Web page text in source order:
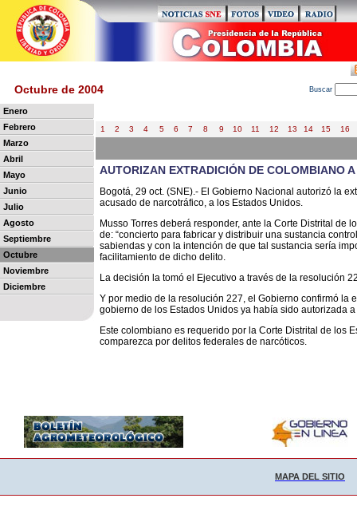
Octubre de 2004 Buscar
Enero
Febrero
Marzo
Abril
Mayo
Junio
Julio
Agosto
Septiembre
Octubre
Noviembre
Diciembre
1 2 3 4 5 6 7 8 9 10 11 12 13 14 15 16
AUTORIZAN EXTRADICIÓN DE COLOMBIANO
Bogotá, 29 oct. (SNE).- El Gobierno Nacional autorizó la
acusado de narcotráfico, a los Estados Unidos.
Musso Torres deberá responder, ante la Corte Distrital de
de: “concierto para fabricar y distribuir una sustancia
sabiendas y con la intención de que tal sustancia sería
facilitamiento de dicho delito.
La decisión la tomó el Ejecutivo a través de la resolución
Y por medio de la resolución 227, el Gobierno confirmó la
gobierno de los Estados Unidos ya había sido autorizada
Este colombiano es requerido por la Corte Distrital de los
comparezca por delitos federales de narcóticos.
MAPA DEL SITIO